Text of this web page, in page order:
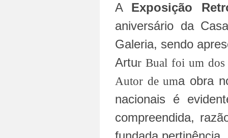
A Exposição
aniversário da
Galeria, sendo
Artur Bual foi um dos
Autor de uma obra
nacionais é
compreendida,